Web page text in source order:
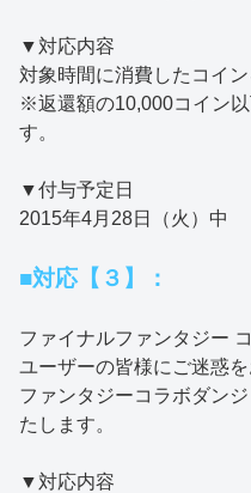
▼対応内容
対象時間に消費したコイ
※返還額の10,000コイン
す。
▼付与予定日
2015年4月28日（火）中
■対応【３】：
ファイナルファンタジー
ユーザーの皆様にご迷惑
ファンタジーコラボダン
たします。
▼対応内容